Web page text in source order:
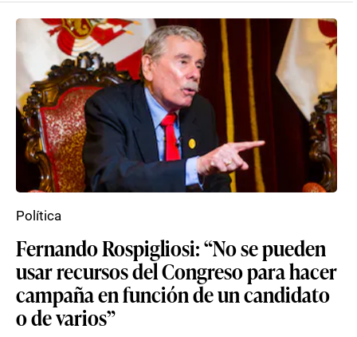
Fernando Rospigliosi: “No se pueden
usar recursos del Congreso para hacer
campaña en función de un candidato
o de varios”
Política